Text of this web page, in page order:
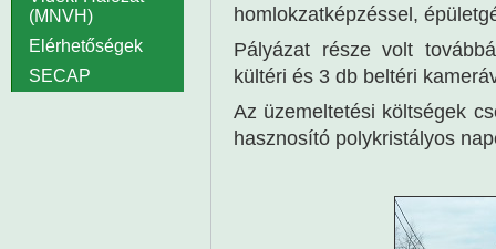
homlokzatképzéssel,
Pályázat része volt
kültéri és 3 db beltéri
Az üzemeltetési költségek
hasznosító polykristályos
(MNVH)
Elérhetőségek
SECAP